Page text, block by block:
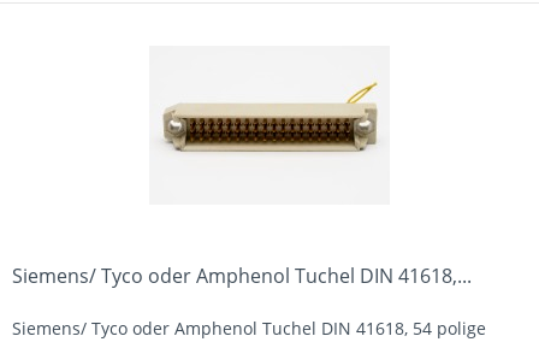
Siemens/ Tyco oder Amphenol Tuchel DIN 41618,...
Siemens/ Tyco oder Amphenol Tuchel DIN 41618, 54 polige